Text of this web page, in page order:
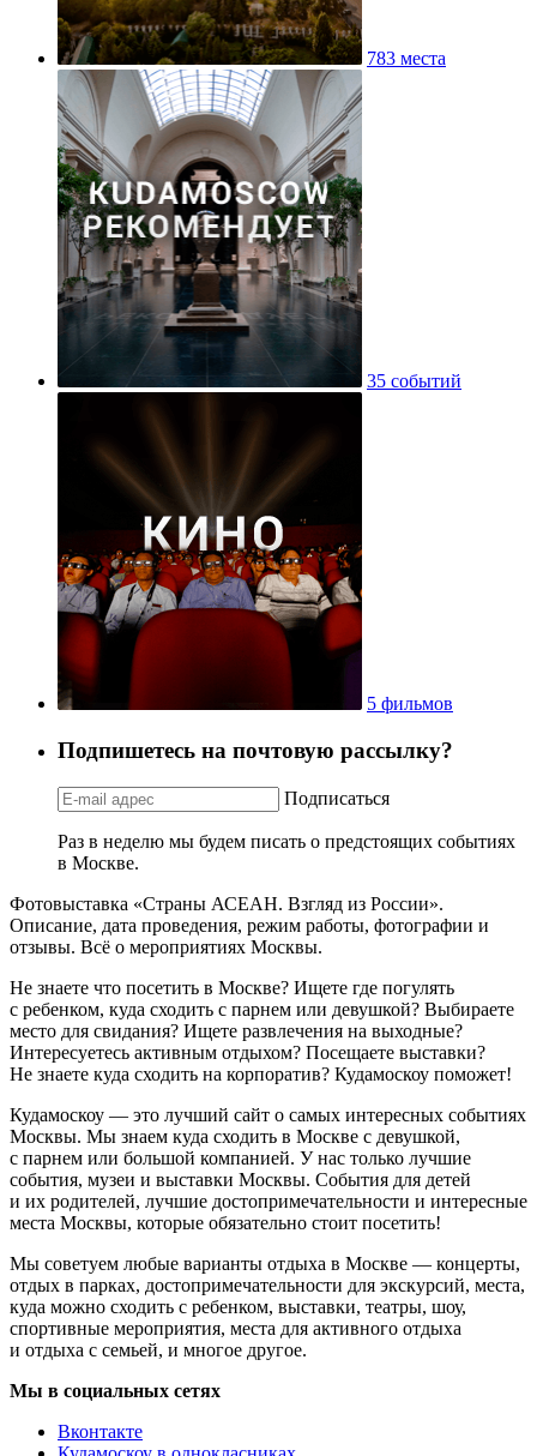
783 места
35 событий
5 фильмов
Подпишетесь на почтовую рассылку?
Подписаться
Раз в неделю мы будем писать о предстоящих событиях
в Москве.
Фотовыставка «Страны АСЕАН. Взгляд из России».
Описание, дата проведения, режим работы, фотографии и
отзывы. Всё о мероприятиях Москвы.
Не знаете что посетить в Москве? Ищете где погулять
с ребенком, куда сходить с парнем или девушкой? Выбираете
место для свидания? Ищете развлечения на выходные?
Интересуетесь активным отдыхом? Посещаете выставки?
Не знаете куда сходить на корпоратив? Кудамоскоу поможет!
Кудамоскоу — это лучший сайт о самых интересных событиях
Москвы. Мы знаем куда сходить в Москве с девушкой,
с парнем или большой компанией. У нас только лучшие
события, музеи и выставки Москвы. События для детей
и их родителей, лучшие достопримечательности и интересные
места Москвы, которые обязательно стоит посетить!
Мы советуем любые варианты отдыха в Москве — концерты,
отдых в парках, достопримечательности для экскурсий, места,
куда можно сходить с ребенком, выставки, театры, шоу,
спортивные мероприятия, места для активного отдыха
и отдыха с семьей, и многое другое.
Мы в социальных сетях
Вконтакте